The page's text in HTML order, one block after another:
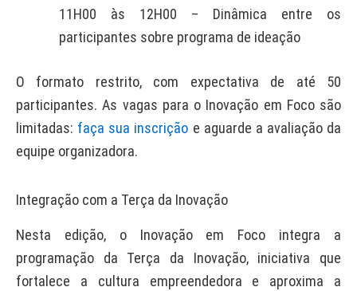
11H00 às 12H00 – Dinâmica entre os
participantes sobre programa de ideação
O formato restrito, com expectativa de até 50
participantes. ​As vagas para o Inovação em Foco são
limitadas: faça sua inscrição e aguarde a avaliação da
equipe organizadora.
Integração com a Terça da Inovação
Nesta edição, o Inovação em Foco integra a
programação da Terça da Inovação, iniciativa que
fortalece a cultura empreendedora e aproxima a